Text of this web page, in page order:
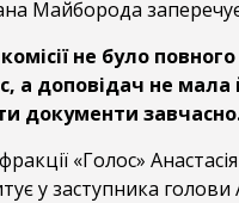
Майборода
не було повного
а доповідач не мала
документи
«Голос» Анастасія
у заступника